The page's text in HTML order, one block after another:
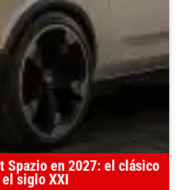
Spazio en 2027: el clásico
siglo XXI